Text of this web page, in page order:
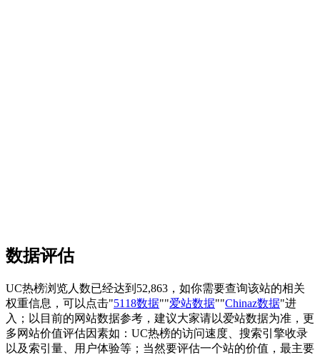
数据评估
UC热榜浏览人数已经达到52,863，如你需要查询该站的相关
权重信息，可以点击"5118数据""爱站数据""Chinaz数据"进
入；以目前的网站数据参考，建议大家请以爱站数据为准，更
多网站价值评估因素如：UC热榜的访问速度、搜索引擎收录
以及索引量、用户体验等；当然要评估一个站的价值，最主要